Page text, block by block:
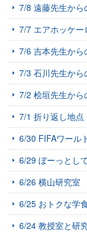
7/8 遠藤先生から
7/7 エアホッケー
7/6 吉本先生から
7/3 石川先生から
7/2 桧垣先生から
7/1 折り返し地点
6/30 FIFAワール
6/29 ぼーっとし
6/26 横山研究室
6/25 おトクな学
6/24 教授室と研